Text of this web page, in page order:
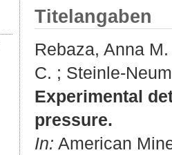
Titelangaben
Rebaza, Anna M.
C. ; Steinle-
Experimental
pressure.
In: American